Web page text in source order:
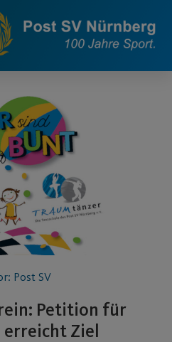
Post SV
Petition für
Ziel